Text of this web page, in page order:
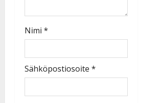
Nimi *
Sähköpostiosoite *